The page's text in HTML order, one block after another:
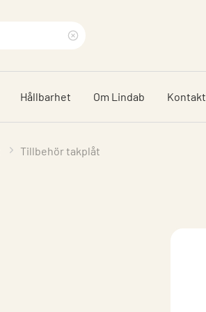
sökfras
Hållbarhet Om Lindab Kontakt
Tillbehör takplåt